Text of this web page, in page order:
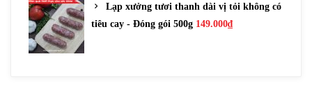
Lạp xưởng tươi thanh dài vị tỏi không có
tiêu cay - Đóng gói 500g 149.000₫